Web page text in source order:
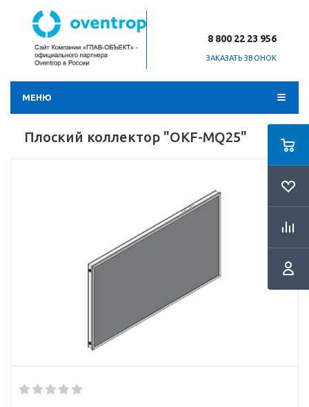
8 800 22 23 956
ЗАКАЗАТЬ ЗВОНОК
МЕНЮ
Плоский коллектор "OKF-MQ25"